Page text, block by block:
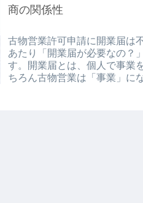
商の関係性
古物営業許可申請に開業届は
あたり「開業届が必要なの？
す。開業届とは、個人で事業
ちろん古物営業は「事業」に